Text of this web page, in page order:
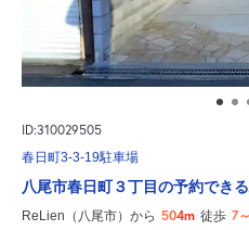
ID:310029505
春日町3-3-19駐車場
八尾市春日町３丁目の予約でき
ReLien（八尾市）から 504m 徒歩 7